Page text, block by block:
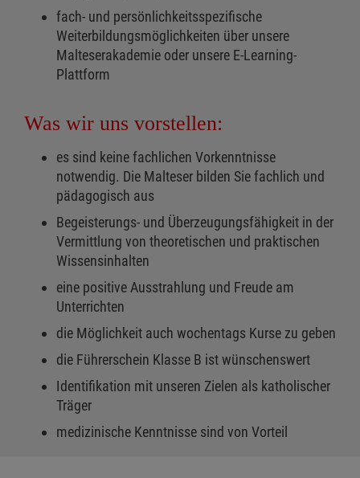
fach- und persönlichkeitsspezifische
Weiterbildungsmöglichkeiten über unsere
Malteserakademie oder unsere E-Learning-
Plattform
Was wir uns vorstellen:
es sind keine fachlichen Vorkenntnisse
notwendig. Die Malteser bilden Sie fachlich und
pädagogisch aus
Begeisterungs- und Überzeugungsfähigkeit in der
Vermittlung von theoretischen und praktischen
Wissensinhalten
eine positive Ausstrahlung und Freude am
Unterrichten
die Möglichkeit auch wochentags Kurse zu geben
die Führerschein Klasse B ist wünschenswert
Identifikation mit unseren Zielen als katholischer
Träger
medizinische Kenntnisse sind von Vorteil